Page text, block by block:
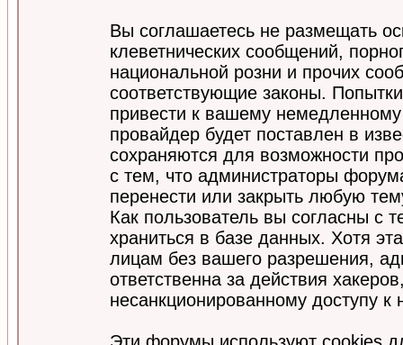
Вы соглашаетесь не размещать
клеветнических сообщений,
национальной розни и прочих
соответствующие законы.
привести к вашему
провайдер будет поставлен в
сохраняются для возможности
с тем, что администраторы
перенести или закрыть любую
Как пользователь вы согласны с
храниться в базе данных. Хотя
лицам без вашего разрешения,
ответственна за действия
несанкционированному доступу к